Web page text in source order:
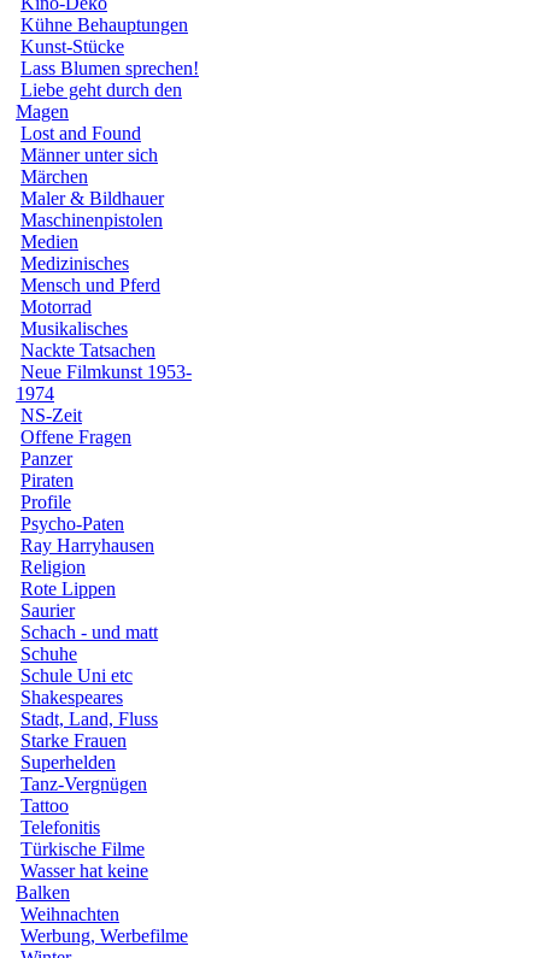
Kühne Behauptungen
Kunst-Stücke
Lass Blumen sprechen!
Liebe geht durch den
Magen
Lost and Found
Männer unter sich
Märchen
Maler & Bildhauer
Maschinenpistolen
Medien
Medizinisches
Mensch und Pferd
Motorrad
Musikalisches
Nackte Tatsachen
Neue Filmkunst 1953-
1974
NS-Zeit
Offene Fragen
Panzer
Piraten
Profile
Psycho-Paten
Ray Harryhausen
Religion
Rote Lippen
Saurier
Schach - und matt
Schuhe
Schule Uni etc
Shakespeares
Stadt, Land, Fluss
Starke Frauen
Superhelden
Tanz-Vergnügen
Tattoo
Telefonitis
Türkische Filme
Wasser hat keine
Balken
Weihnachten
Werbung, Werbefilme